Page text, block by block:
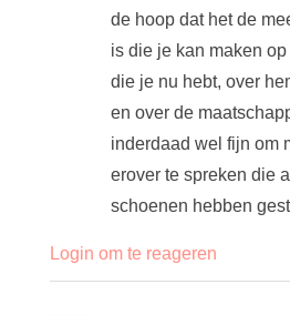
de hoop dat het de
is die je kan maken
die je nu hebt, over
en over de
inderdaad wel fijn om
erover te spreken die
schoenen hebben
Login om te reageren